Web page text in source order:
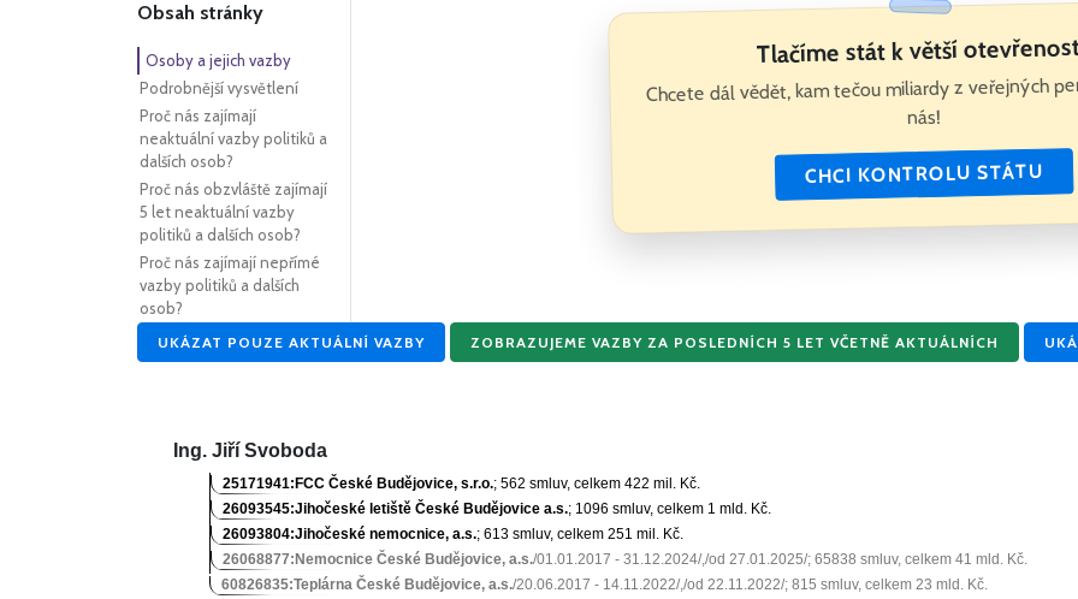
Obsah stránky
Osoby a jejich vazby
Podrobnější vysvětlení
Proč nás zajímají
neaktuální vazby politiků a
dalších osob?
Proč nás obzvláště zajímají
5 let neaktuální vazby
politiků a dalších osob?
Proč nás zajímají nepřímé
vazby politiků a dalších
osob?
Tlačíme stát k větší
Chcete dál vědět, kam tečou miliardy z veřejných
nás!
CHCI KONTROLU STÁTU
UKÁZAT POUZE AKTUÁLNÍ VAZBY ZOBRAZUJEME VAZBY ZA POSLEDNÍCH 5 LET VČETNĚ AKTUÁLNÍCH
Ing. Jiří Svoboda
25171941:FCC České Budějovice, s.r.o.; 562 smluv, celkem 422 mil. Kč.
26093545:Jihočeské letiště České Budějovice a.s.; 1096 smluv, celkem 1 mld. Kč.
26093804:Jihočeské nemocnice, a.s.; 613 smluv, celkem 251 mil. Kč.
26068877:Nemocnice České Budějovice, a.s./01.01.2017 - 31.12.2024/,/od 27.01.2025/; 65838 smluv, celkem 41 mld. Kč.
60826835:Teplárna České Budějovice, a.s./20.06.2017 - 14.11.2022/,/od 22.11.2022/; 815 smluv, celkem 23 mld. Kč.